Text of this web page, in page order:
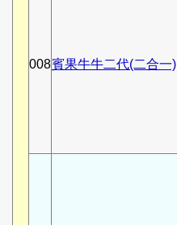
008賓果牛牛二代(二合一)